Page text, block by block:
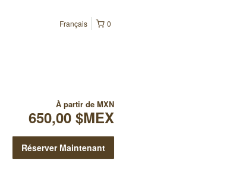
0
Français
À partir de MXN
650,00 $MEX
Réserver Maintenant